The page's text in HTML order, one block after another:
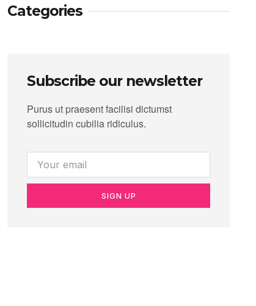
Categories
Subscribe our newsletter
Purus ut praesent facilisi dictumst
sollicitudin cubilia ridiculus.
SIGN UP